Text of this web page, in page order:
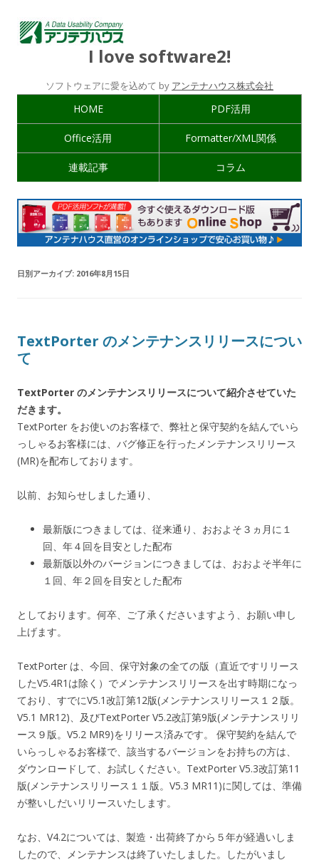
I love software2!
ソフトウェアに愛を込めて by アンテナハウス株式会社
HOME PDF活用
Office活用 Formatter/XML関係
連載記事 コラム
日別アーカイブ: 2016年8月15日
TextPorter のメンテナンスリリースについ
て
TextPorter のメンテナンスリリースについて紹介させていた
だきます。
TextPorter をお使いのお客様で、弊社と保守契約を結んでいら
っしゃるお客様には、バグ修正を行ったメンテナンスリリース
(MR)を配布しております。
以前、お知らせしました通り、
最新版につきましては、従来通り、おおよそ３ヵ月に１
回、年４回を目安とした配布
最新版以外のバージョンにつきましては、おおよそ半年に
１回、年２回を目安とした配布
としております。何卒、ご了承くださいますよう、お願い申し
上げます。
TextPorter は、今回、保守対象の全ての版（直近ですリリース
したV5.4R1は除く）でメンテナンスリリースを出す時期になっ
ており、すでにV5.1改訂第12版(メンテナンスリリース１２版。
V5.1 MR12)、及びTextPorter V5.2改訂第9版(メンテナンスリリ
ース９版。V5.2 MR9)をリリース済みです。 保守契約を結んで
いらっしゃるお客様で、該当するバージョンをお持ちの方は、
ダウンロードして、お試しください。TextPorter V5.3改訂第11
版(メンテナンスリリース１１版。V5.3 MR11)に関しては、準備
が整いしだいリリースいたします。
なお、V4.2については、製造・出荷終了から５年が経過いしま
したので、メンテナンスは終了いたしました。したがいまし